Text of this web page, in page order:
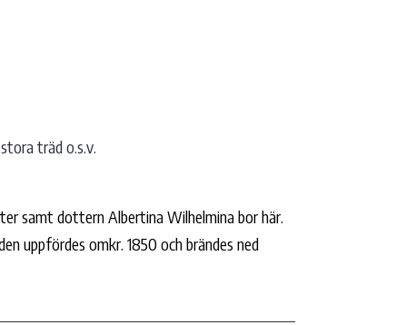
träd o.s.v.
samt dottern Albertina Wilhelmina bor här.
uppfördes omkr. 1850 och brändes ned